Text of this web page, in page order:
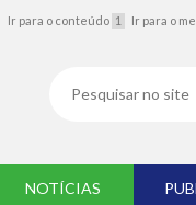
Ir para o conteúdo 1 Ir para o
NOTÍCIAS